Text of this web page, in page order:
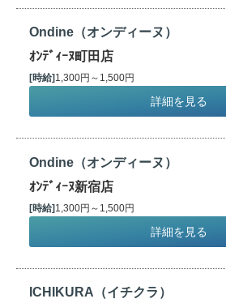
Ondine（オンディーヌ）
ｵﾝﾃﾞｨｰﾇ町田店
[時給]1,300円～1,500円
詳細を見る
Ondine（オンディーヌ）
ｵﾝﾃﾞｨｰﾇ新宿店
[時給]1,300円～1,500円
詳細を見る
ICHIKURA（イチクラ）